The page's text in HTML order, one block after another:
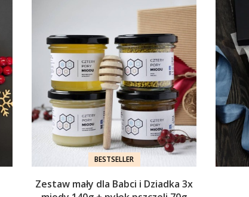
BESTSELLER
Zestaw mały dla Babci i Dziadka 3x